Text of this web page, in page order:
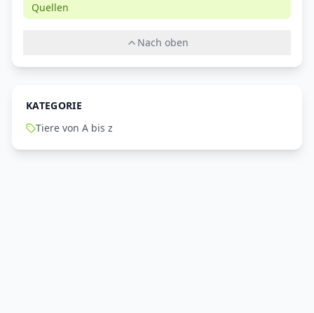
Quellen
Nach oben
KATEGORIE
Tiere von A bis z